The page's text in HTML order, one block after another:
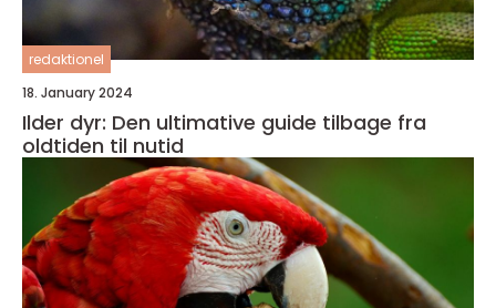
redaktionel
18. January 2024
Ilder dyr: Den ultimative guide tilbage fra
oldtiden til nutid